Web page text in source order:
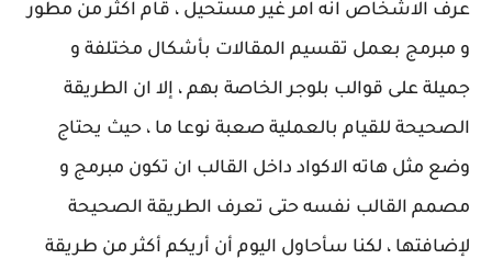
عرف الاشخاص انه امر غير مستحيل ، قام اكثر من مطور
و مبرمج بعمل تقسيم المقالات بأشكال مختلفة و
جميلة على قوالب بلوجر الخاصة بهم ، إلا ان الطريقة
الصحيحة للقيام بالعملية صعبة نوعا ما ، حيث يحتاج
وضع مثل هاته الاكواد داخل القالب ان تكون مبرمج و
مصمم القالب نفسه حتى تعرف الطريقة الصحيحة
لإضافتها ، لكنا سأحاول اليوم أن أريكم أكثر من طريقة